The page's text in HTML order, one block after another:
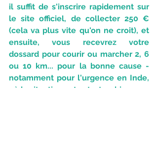
il suffit de s'inscrire rapidement sur
le site officiel, de collecter 250 €
(cela va plus vite qu'on ne croit), et
ensuite, vous recevrez votre
dossard pour courir ou marcher 2, 6
ou 10 km... pour la bonne cause -
notamment pour l'urgence en Inde,
où la situation est catastrophique.